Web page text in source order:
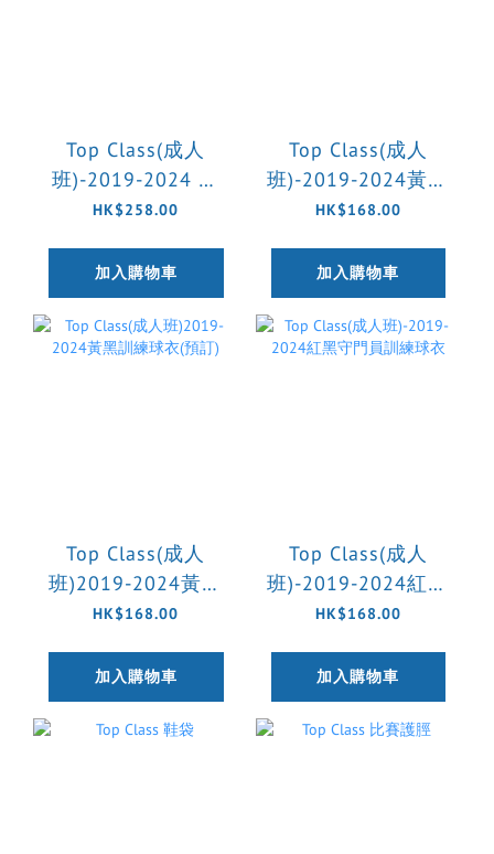
Top Class(成人
班)-2019-2024 紅
色守門員訓練球衣
HK$258.00
加入購物車
Top Class(成人
班)-2019-2024黃黑
訓練球衣(預訂)
HK$168.00
加入購物車
Top Class(成人
班)2019-2024黃黑
訓練球衣(預訂)
HK$168.00
加入購物車
Top Class(成人
班)-2019-2024紅黑
守門員訓練球衣
HK$168.00
加入購物車